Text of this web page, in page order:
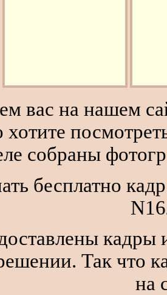
вас на нашем
собраны
бесплатно
кадры
Так что
на